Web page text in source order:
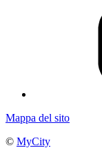
Mappa del sito
© MyCity